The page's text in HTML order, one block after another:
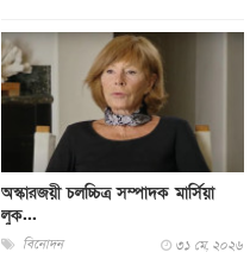
অস্কারজয়ী চলচ্চিত্র সম্পাদক মার্সিয়া
লুক...
বিনোদন ৩১ মে, ২০২৬